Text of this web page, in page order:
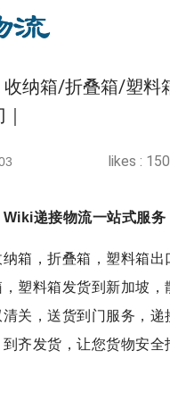
纳箱/折叠箱/塑料
likes : 150
递接物流一站式服务
箱，折叠箱，塑料箱出
塑料箱发货到新加坡，
关，送货到门服务，递
齐发货，让您货物安全